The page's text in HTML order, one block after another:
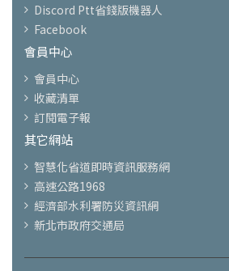
Discord Ptt省錢版機器人
Facebook
會員中心
會員中心
收藏清單
訂閱電子報
其它網站
智慧化省道即時資訊服務網
高速公路1968
經濟部水利署防災資訊網
新北市政府交通局